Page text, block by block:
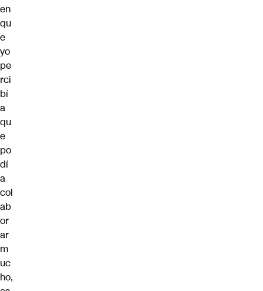
en
qu
e
yo
pe
rci
bí
a
qu
e
po
dí
a
col
ab
or
ar
m
uc
ho,